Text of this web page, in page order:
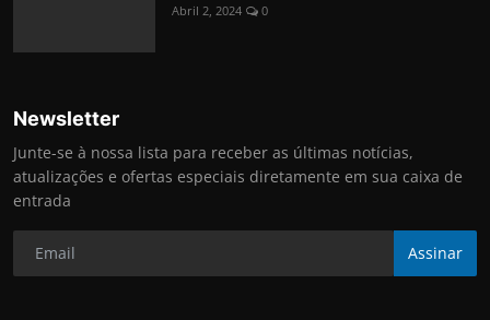
Abril 2, 2024 0
Newsletter
Junte-se à nossa lista para receber as últimas notícias,
atualizações e ofertas especiais diretamente em sua caixa de
entrada
Assinar